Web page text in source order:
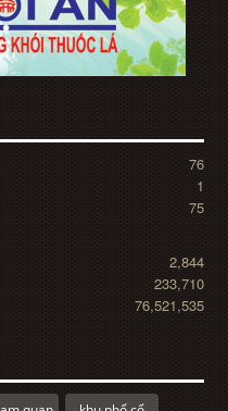
76
1
75
2,844
233,710
76,521,535